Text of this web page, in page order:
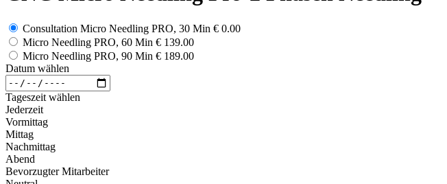
Consultation Micro Needling PRO, 30 Min € 0.00
Micro Needling PRO, 60 Min € 139.00
Micro Needling PRO, 90 Min € 189.00
Datum wählen
Tageszeit wählen
Jederzeit
Vormittag
Mittag
Nachmittag
Abend
Bevorzugter Mitarbeiter